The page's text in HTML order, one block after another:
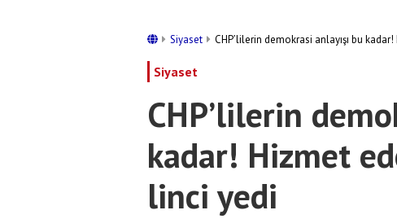
Siyaset CHP’lilerin demokrasi anlayışı bu
Siyaset
CHP’lilerin
kadar! Hizmet
linci yedi